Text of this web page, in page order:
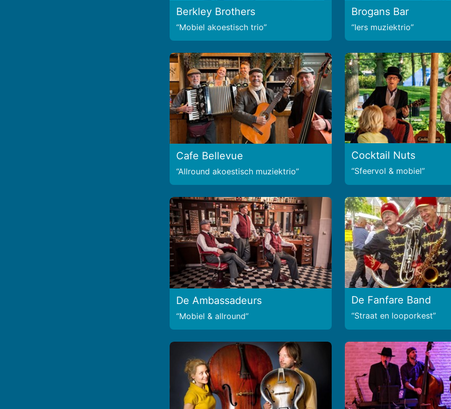
Berkley Brothers
Mobiel akoestisch trio
Brogans Bar
Iers muziektrio
Cafe Bellevue
Allround akoestisch muziektrio
Cocktail Nuts
Sfeervol & mobiel
De Ambassadeurs
Mobiel & allround
De Fanfare Band
Straat en looporkest